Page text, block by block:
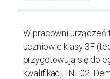
W pracowni urządzeń
uczniowie klasy 3F
przygotowują się do
kwalifikacji INF.02.